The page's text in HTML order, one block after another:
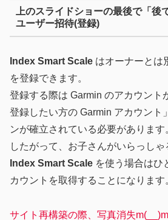
上のスライドショーの最後で「後
ユーザー招待(登録)
Index Smart Scale はオーナーとは
を登録できます。
登録する際は Garmin のアカウント
登録したい方の Garmin アカウント
ンが確立されている必要があります
したがって、お子さんがいらっし
Index Smart Scale を使う場合はひ
カウントを取得することになります
サイト再構築の際、写真消失m(__)m